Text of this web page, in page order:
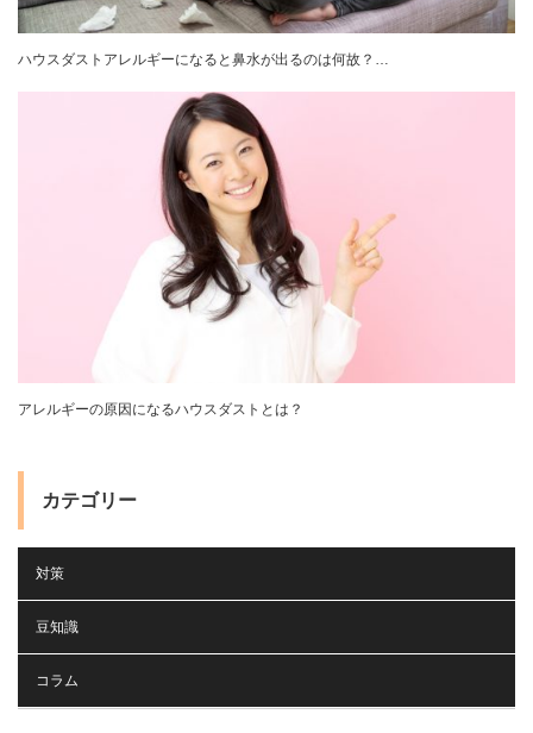
ハウスダストアレルギーになると鼻水が出るのは何故？…
アレルギーの原因になるハウスダストとは？
カテゴリー
対策
豆知識
コラム